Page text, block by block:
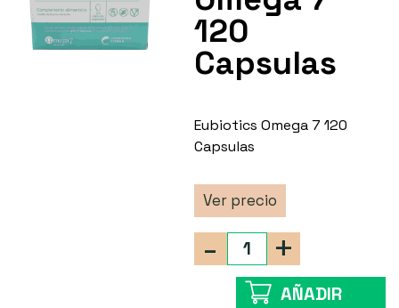
120
Capsulas
Eubiotics Omega 7 120
Capsulas
Ver precio
+
-
AÑADIR